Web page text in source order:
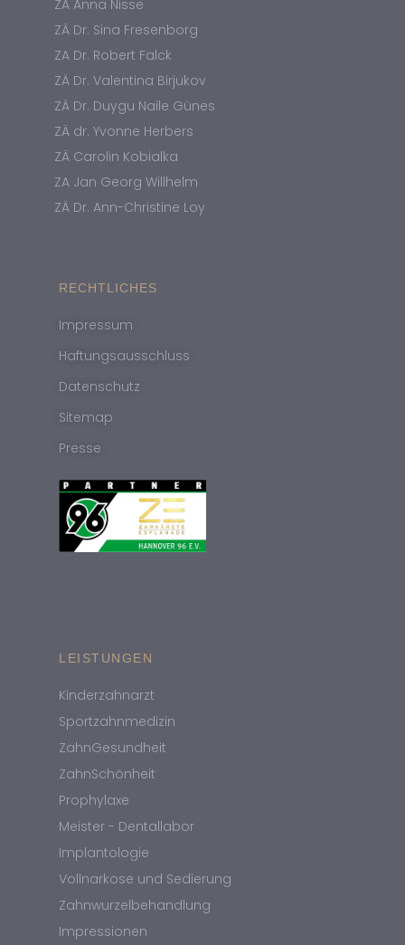
ZÄ Anna Nisse
ZÄ Dr. Sina Fresenborg
ZA Dr. Robert Falck
ZÄ Dr. Valentina Birjukov
ZÄ Dr. Duygu Naile Günes
ZÄ dr. Yvonne Herbers
ZÄ Carolin Kobialka
ZA Jan Georg Willhelm
ZÄ Dr. Ann-Christine Loy
RECHTLICHES
Impressum
Haftungsausschluss
Datenschutz
Sitemap
Presse
LEISTUNGEN
Kinderzahnarzt
Sportzahnmedizin
ZahnGesundheit
ZahnSchönheit
Prophylaxe
Meister - Dentallabor
Implantologie
Vollnarkose und Sedierung
Zahnwurzelbehandlung
Impressionen